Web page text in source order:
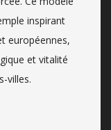
inspirant
européennes,
et vitalité
villes.